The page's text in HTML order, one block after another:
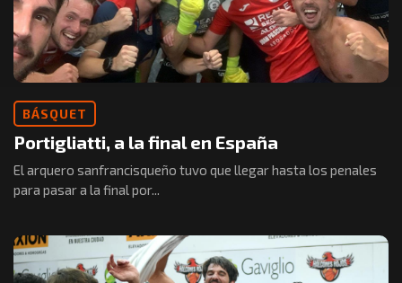
BÁSQUET
Portigliatti, a la final en España
El arquero sanfrancisqueño tuvo que llegar hasta los penales
para pasar a la final por...